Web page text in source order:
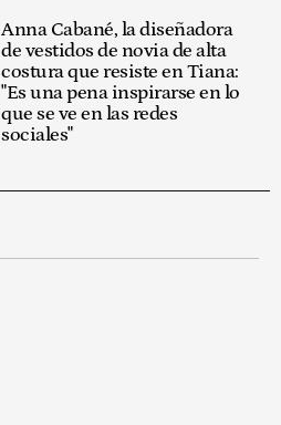
Anna Cabané, la diseñadora
de vestidos de novia de alta
costura que resiste en Tiana:
"Es una pena inspirarse en lo
que se ve en las redes
sociales"